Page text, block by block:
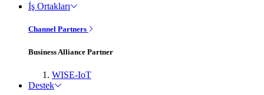
İş Ortakları
Channel Partners
Business Alliance Partner
WISE-IoT
Destek